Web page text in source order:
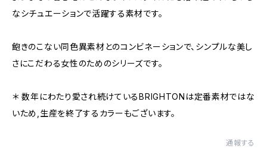
なシチュエーションで活躍する素材です。
飽きのこない同色異素材とのコンビネーションで、シンプルな美し
さにこだわる女性のためのシリーズです。
＊ 数年にわたり愛され続けているBRIGHTONは定番素材ではな
いため,生産を終了するカラーもございます。
通報する